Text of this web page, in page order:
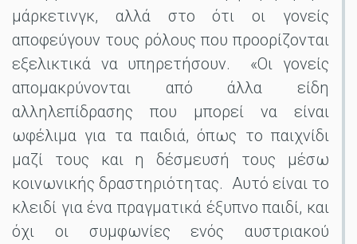
μάρκετινγκ, αλλά στο ότι οι γονείς
αποφεύγουν τους ρόλους που προορίζονται
εξελικτικά να υπηρετήσουν. «Οι γονείς
απομακρύνονται από άλλα είδη
αλληλεπίδρασης που μπορεί να είναι
ωφέλιμα για τα παιδιά, όπως το παιχνίδι
μαζί τους και η δέσμευσή τους μέσω
κοινωνικής δραστηριότητας. Αυτό είναι το
κλειδί για ένα πραγματικά έξυπνο παιδί, και
όχι οι συμφωνίες ενός αυστριακού